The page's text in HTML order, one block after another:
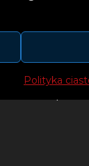
Polityka
na grób
który
biegnie do